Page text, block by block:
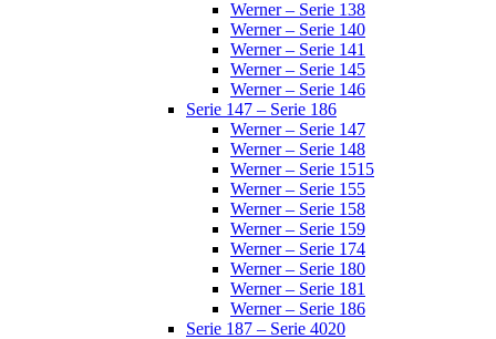
Werner – Serie 138
Werner – Serie 140
Werner – Serie 141
Werner – Serie 145
Werner – Serie 146
Serie 147 – Serie 186
Werner – Serie 147
Werner – Serie 148
Werner – Serie 1515
Werner – Serie 155
Werner – Serie 158
Werner – Serie 159
Werner – Serie 174
Werner – Serie 180
Werner – Serie 181
Werner – Serie 186
Serie 187 – Serie 4020